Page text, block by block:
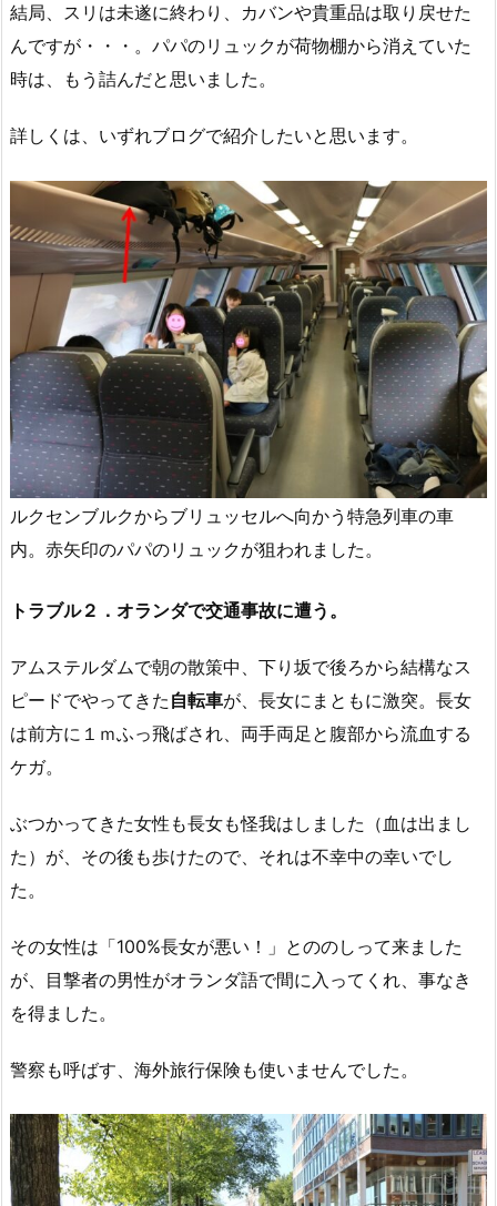
結局、スリは未遂に終わり、カバンや貴重品は取り戻せた
んですが・・・。パパのリュックが荷物棚から消えていた
時は、もう詰んだと思いました。
詳しくは、いずれブログで紹介したいと思います。
ルクセンブルクからブリュッセルへ向かう特急列車の車
内。赤矢印のパパのリュックが狙われました。
トラブル２．オランダで交通事故に遭う。
アムステルダムで朝の散策中、下り坂で後ろから結構なス
ピードでやってきた 自転車が、長女にまともに激突。長女
は前方に１ｍふっ飛ばされ、両手両足と腹部から流血する
ケガ。
ぶつかってきた女性も長女も怪我はしました（血は出まし
た）が、その後も歩けたので、それは不幸中の幸いでし
た。
その女性は「100%長女が悪い！」とののしって来ました
が、目撃者の男性がオランダ語で間に入ってくれ、事なき
を得ました。
警察も呼ばす、海外旅行保険も使いませんでした。